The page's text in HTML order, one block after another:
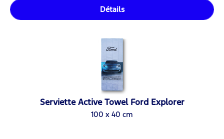
Détails
Serviette Active Towel Ford Explorer
100 x 40 cm